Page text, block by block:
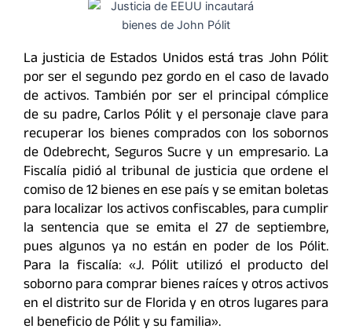
La justicia de Estados Unidos está tras John Pólit
por ser el segundo pez gordo en el caso de lavado
de activos. También por ser el principal cómplice
de su padre, Carlos Pólit y el personaje clave para
recuperar los bienes comprados con los sobornos
de Odebrecht, Seguros Sucre y un empresario. La
Fiscalía pidió al tribunal de justicia que ordene el
comiso de 12 bienes en ese país y se emitan boletas
para localizar los activos confiscables, para cumplir
la sentencia que se emita el 27 de septiembre,
pues algunos ya no están en poder de los Pólit.
Para la fiscalía: «J. Pólit utilizó el producto del
soborno para comprar bienes raíces y otros activos
en el distrito sur de Florida y en otros lugares para
el beneficio de Pólit y su familia».